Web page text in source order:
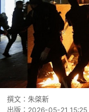
撰文： 朱棨新
出版： 2026-05-21 15:25